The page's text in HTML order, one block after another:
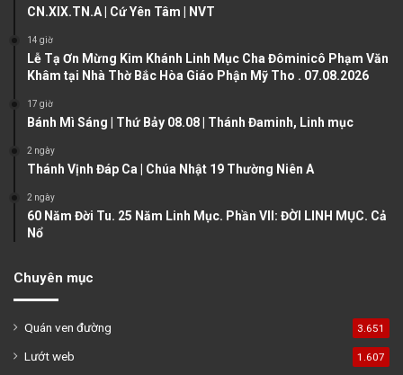
u
p
CN.XIX.TN.A | Cứ Yên Tâm | NVT
14 giờ
Lễ Tạ Ơn Mừng Kim Khánh Linh Mục Cha Đôminicô Phạm Văn
Khâm tại Nhà Thờ Bắc Hòa Giáo Phận Mỹ Tho . 07.08.2026
17 giờ
Bánh Mì Sáng | Thứ Bảy 08.08 | Thánh Đaminh, Linh mục
2 ngày
Thánh Vịnh Đáp Ca | Chúa Nhật 19 Thường Niên A
2 ngày
60 Năm Đời Tu. 25 Năm Linh Mục. Phần VII: ĐỜI LINH MỤC. Cả
Nổ
Chuyên mục
Quán ven đường 3.651
Lướt web 1.607